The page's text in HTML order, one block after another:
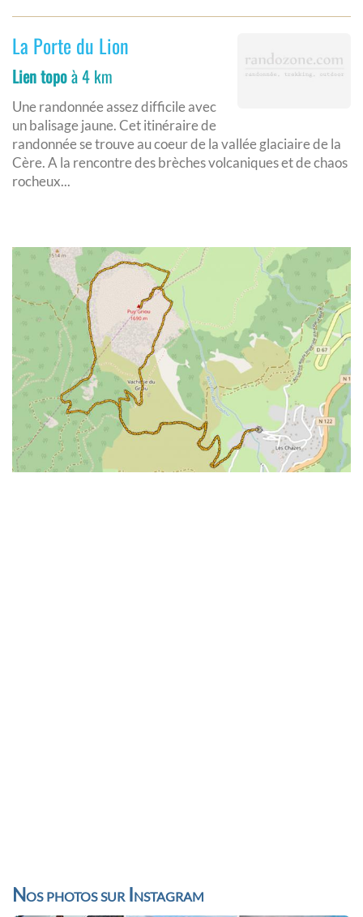
La Porte du Lion
Lien topoà 4 km
Une randonnée assez difficile avec
un balisage jaune. Cet itinéraire de
randonnée se trouve au coeur de la vallée glaciaire de la
Cère. A la rencontre des brèches volcaniques et de chaos
rocheux...
Nos photos sur Instagram